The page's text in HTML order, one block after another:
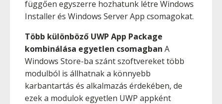
függően egyszerre hozhatunk létre Windows
Installer és Windows Server App csomagokat.
Több különböző UWP App Package
kombinálása egyetlen csomagban A
Windows Store-ba szánt szoftvereket több
modulból is állhatnak a könnyebb
karbantartás és alkalmazás érdekében, de
ezek a modulok egyetlen UWP appként